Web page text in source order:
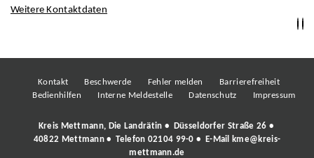
Weitere Kontaktdaten
Kontakt Beschwerde Fehler melden
Barrierefreiheit
Bedienhilfen
Interne Meldestelle Datenschutz Impressum
Kreis Mettmann, Die Landrätin • Düsseldorfer Straße 26 •
40822 Mettmann • Telefon 02104 99-0 • E-Mail
kme@kreis-
mettmann.de